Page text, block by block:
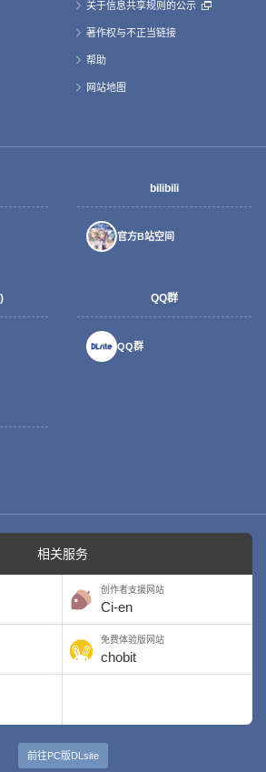
关于信息共享规则的公示
著作权与不正当链接
帮助
网站地图
bilibili
官方B站空间
QQ群
QQ群
相关服务
创作者支援网站
Ci-en
免费体验版网站
chobit
前往PC版DLsite